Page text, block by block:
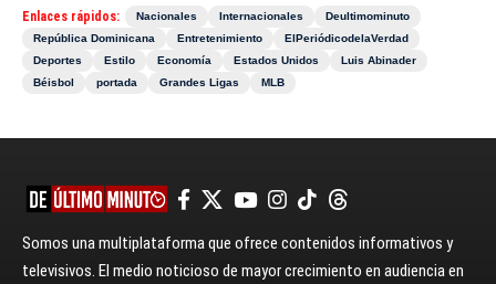
Enlaces rápidos: Nacionales Internacionales
Deultimominuto
República Dominicana
Entretenimiento
ElPeriódicodelaVerdad
Deportes
Estilo Economía Estados Unidos
Luis Abinader
Béisbol
portada Grandes Ligas MLB
Somos una multiplataforma que ofrece contenidos informativos y
televisivos. El medio noticioso de mayor crecimiento en audiencia en